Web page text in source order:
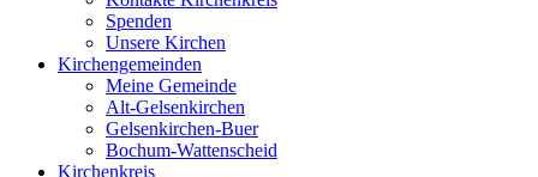
Spenden
Unsere Kirchen
Kirchengemeinden
Meine Gemeinde
Alt-Gelsenkirchen
Gelsenkirchen-Buer
Bochum-Wattenscheid
Kirchenkreis